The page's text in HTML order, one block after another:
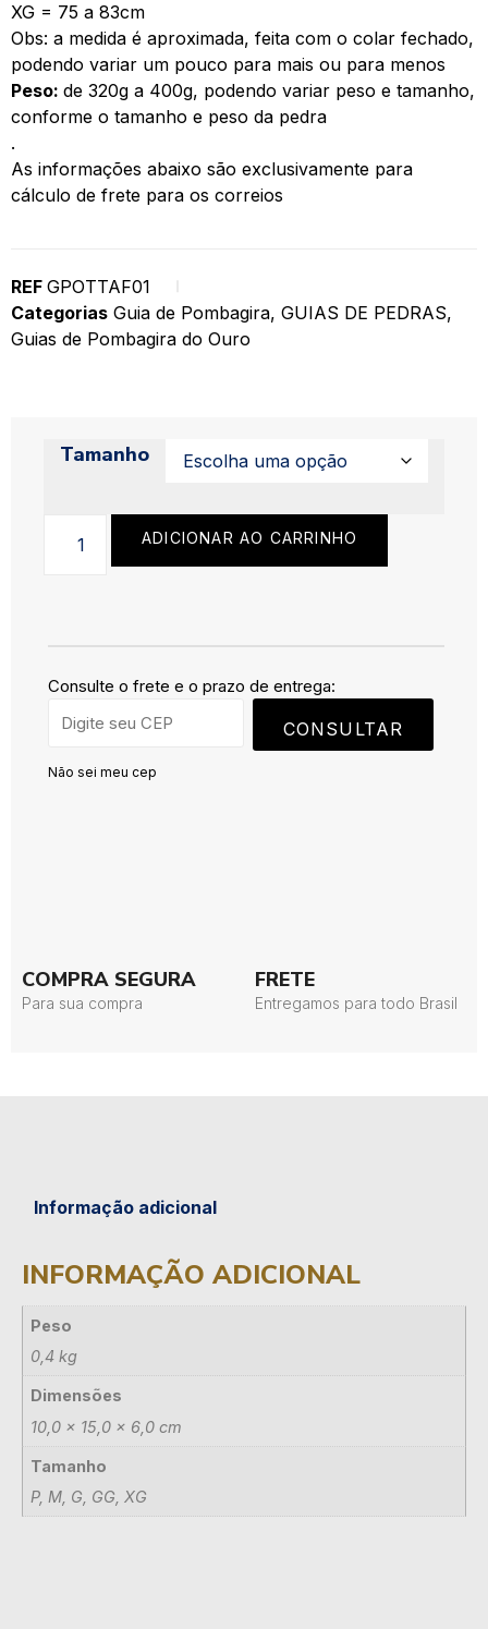
XG = 75 a 83cm
Obs: a medida é aproximada, feita com o colar fechado,
podendo variar um pouco para mais ou para menos
Peso: de 320g a 400g, podendo variar peso e tamanho,
conforme o tamanho e peso da pedra
.
As informações abaixo são exclusivamente para
cálculo de frete para os correios
REF GPOTTAF01
Categorias Guia de Pombagira, GUIAS DE PEDRAS,
Guias de Pombagira do Ouro
Tamanho
ADICIONAR AO CARRINHO
Consulte o frete e o prazo de entrega:
CONSULTAR
Não sei meu cep
COMPRA SEGURA
Para sua compra
FRETE
Entregamos para todo Brasil
Informação adicional
INFORMAÇÃO ADICIONAL
Peso
0,4 kg
Dimensões
10,0 × 15,0 × 6,0 cm
Tamanho
P, M, G, GG, XG